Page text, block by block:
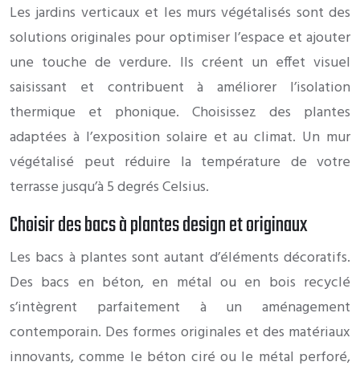
Les jardins verticaux et les murs végétalisés sont des
solutions originales pour optimiser l’espace et ajouter
une touche de verdure. Ils créent un effet visuel
saisissant et contribuent à améliorer l’isolation
thermique et phonique. Choisissez des plantes
adaptées à l’exposition solaire et au climat. Un mur
végétalisé peut réduire la température de votre
terrasse jusqu’à 5 degrés Celsius.
Choisir des bacs à plantes design et originaux
Les bacs à plantes sont autant d’éléments décoratifs.
Des bacs en béton, en métal ou en bois recyclé
s’intègrent parfaitement à un aménagement
contemporain. Des formes originales et des matériaux
innovants, comme le béton ciré ou le métal perforé,